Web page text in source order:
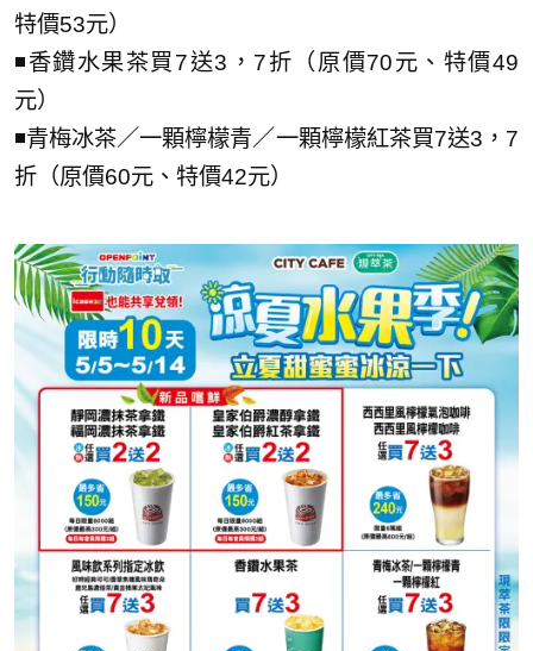
特價53元）
◾香鑽水果茶買7送3，7折（原價70元、特價49
元）
◾青梅冰茶／一顆檸檬青／一顆檸檬紅茶買7送3，7
折（原價60元、特價42元）